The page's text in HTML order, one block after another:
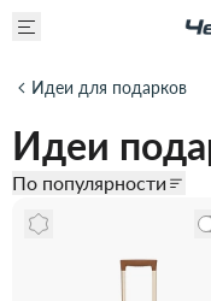
Идеи для подарков
Идеи
По популярности